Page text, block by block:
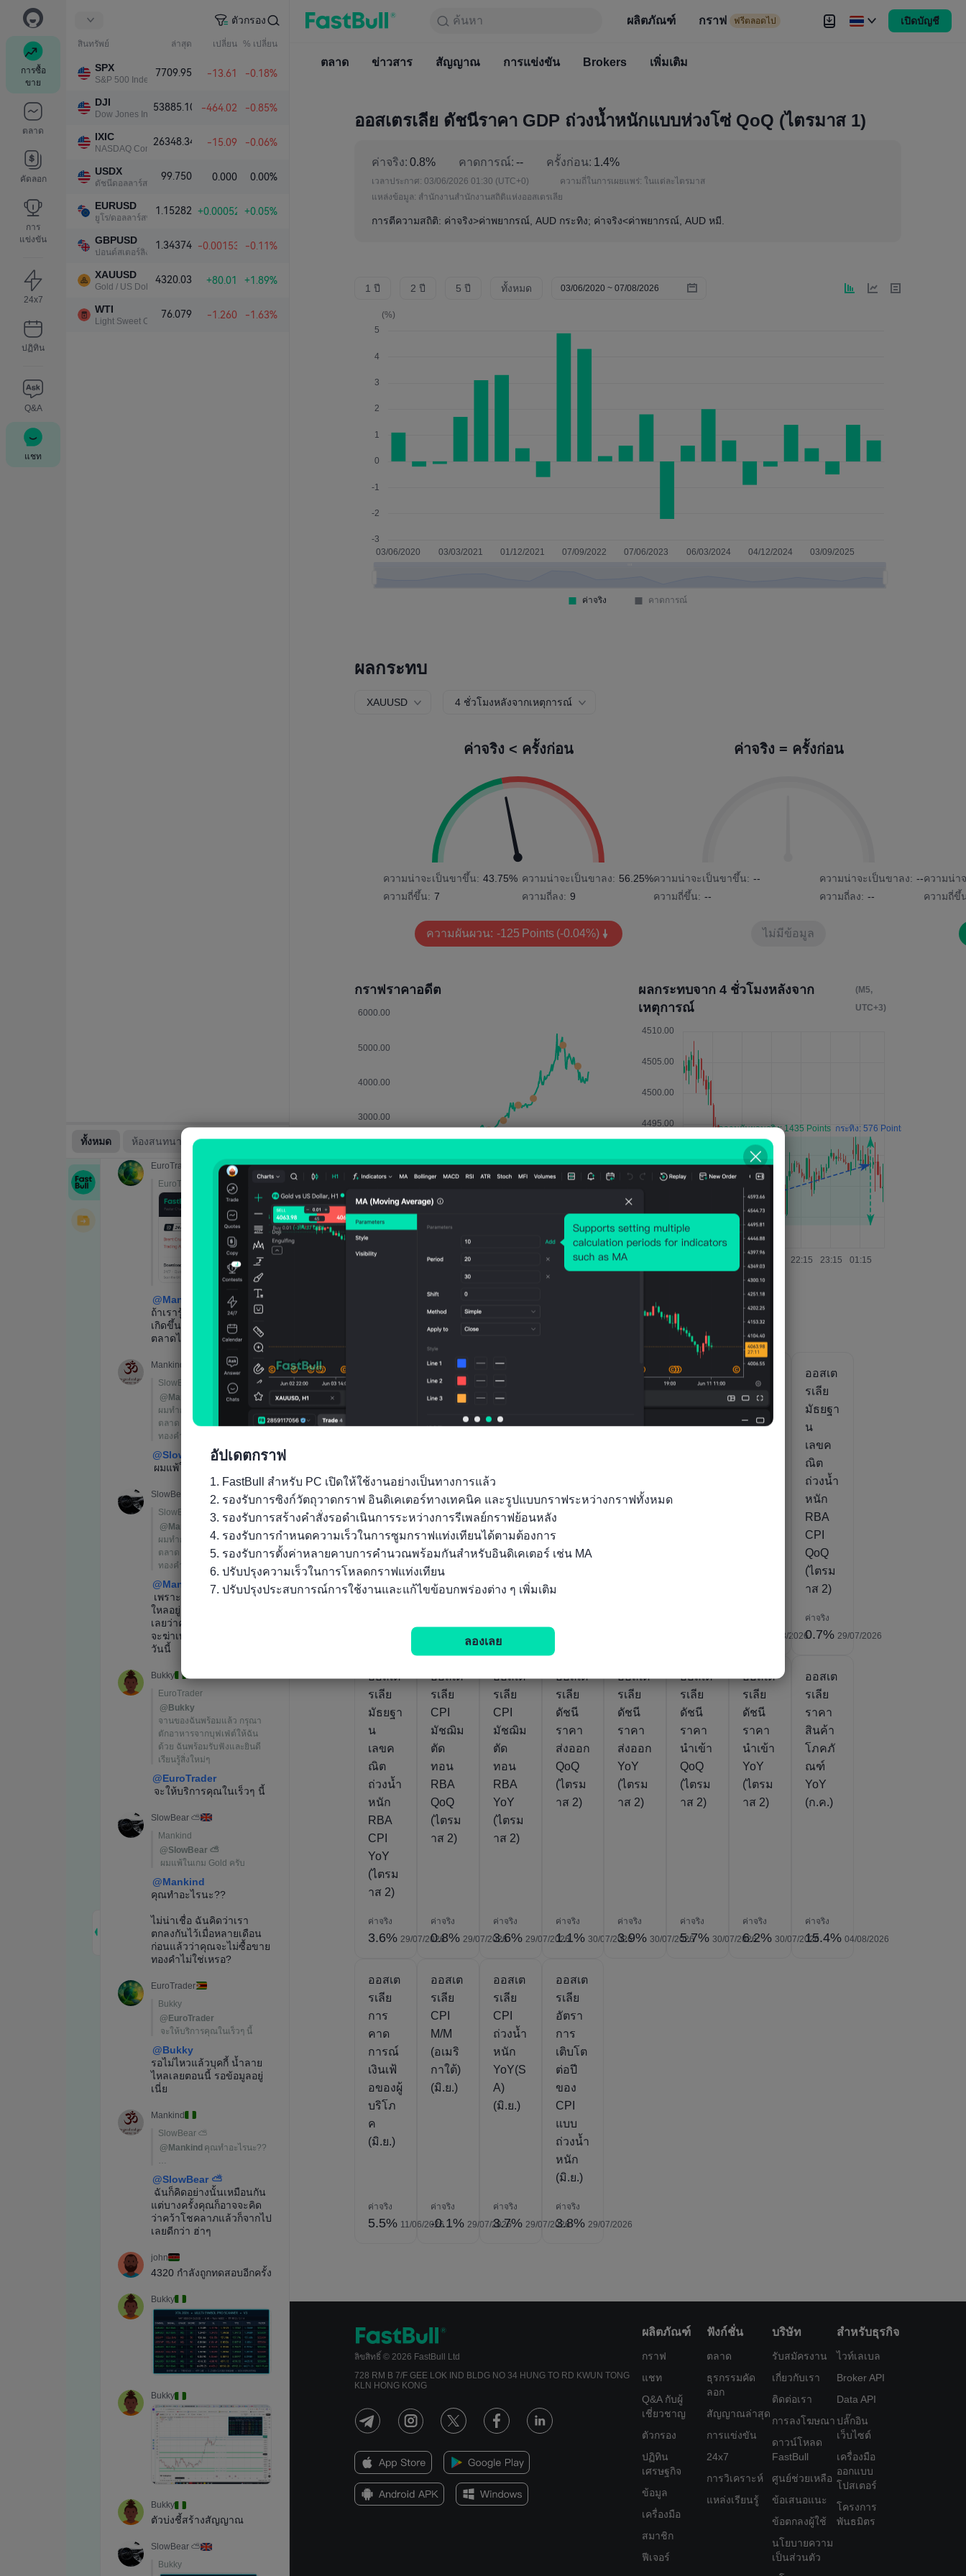
การซื้อ
ขาย
ตลาด
คัดลอก
การ
แข่งขัน
24x7
ปฏิทิน
Q&A
แชท
ตัวกรอง
สินทรัพย์ ล่าสุด เปลี่ยน % เปลี่ยน
SPX
S&P 500 Index
7709.95 -13.61 -0.18%
DJI
Dow Jones Industrial Average
53885.10 -464.02 -0.85%
IXIC
NASDAQ Composite Index
26348.34 -15.09 -0.06%
USDX
ดัชนีดอลลาร์สหรัฐ
99.750 0.000 0.00%
EURUSD
ยูโร/ดอลลาร์สหรัฐ
1.15282 +0.00052 +0.05%
GBPUSD
ปอนด์สเตอร์ลิง/ดอลลาร์สหรัฐ
1.34374 -0.00153 -0.11%
XAUUSD
Gold / US Dollar
4320.03 +80.01 +1.89%
WTI
Light Sweet Crude Oil
76.079 -1.260 -1.63%
ค้นหา ผลิตภัณฑ์ กราฟ ฟรีตลอดไป
ตลาด ข่าวสาร สัญญาณ การแข่งขัน
เปิดบัญชี
ค้นหา
ฟรีตลอดไป
ตลาด ข่าวสาร สัญญาณ การแข่งขัน Brokers เพิ่มเติม
ออสเตรเลีย ดัชนีราคา GDP ถ่วงน้ำหนักแบบห่วงโซ่ QoQ (ไตรมาส 1)
ค่าจริง: 0.8% คาดการณ์: -- ครั้งก่อน: 1.4%
เวลาประกาศ: 03/06/2026 01:30 (UTC+0) ความถี่ในการเผยแพร่: ในแต่ละไตรมาส
แหล่งข้อมูล: สำนักงานสำนักงานสถิติแห่งออสเตรเลีย
การตีความสถิติ: ค่าจริง>ค่าพยากรณ์, AUD กระทิง; ค่าจริง<ค่าพยากรณ์, AUD หมี.
1 ปี 2 ปี 5 ปี ทั้งหมด
ผลกระทบ
XAUUSD 4 ชั่วโมงหลังจากเหตุการณ์
ค่าจริง < ครั้งก่อน
ความน่าจะเป็นขาขึ้น: 43.75%
ความถี่ขึ้น: 7
ความน่าจะเป็นขาลง: 56.25%
ความถี่ลง: 9
ความผันผวน: -125 Points (-0.04%)
ค่าจริง = ครั้งก่อน
ความน่าจะเป็นขาขึ้น: --
ความถี่ขึ้น: --
ความน่าจะเป็นขาลง: --
ความถี่ลง: --
ไม่มีข้อมูล
ความน่า
ความถี่ขึ้
กราฟราคาอดีต
ผลกระทบจาก 4 ชั่วโมงหลังจาก
เหตุการณ์
(M5,
UTC+3)
ตัวชี้วัดที่เกี่ยวข้อง
ดัชนี
ค
(ไตรม
าส 2)
ออสเต
QoQ
29/07/2026
YoY
4%
ดัชนี
(ไตรม
าส 2)
ออสเต
YoY
ออสเต
ดัชนี
เงินเฟ้
ดัชนี
เงินเฟ้
03/08/2026
ออสเต
รเลีย
มัธยฐา
น
เลขค
ณิต
ถ่วงน้ำ
หนัก
RBA
CPI
QoQ
(ไตรม
าส 2)
ค่าจริง
0.7% 29/07/2026
ออสเต
รเลีย
มัธยฐา
น
เลขค
ณิต
ถ่วงน้ำ
หนัก
RBA
CPI
YoY
(ไตรม
าส 2)
ค่าจริง
3.6% 29/07/2026
ออสเต
รเลีย
CPI
มัชฌิม
ตัด
ทอน
RBA
QoQ
(ไตรม
าส 2)
ค่าจริง
0.8% 29/07/2026
ออสเต
รเลีย
CPI
มัชฌิม
ตัด
ทอน
RBA
YoY
(ไตรม
าส 2)
ค่าจริง
3.6% 29/07/2026
ออสเต
รเลีย
ดัชนี
ราคา
ส่งออก
QoQ
(ไตรม
าส 2)
ค่าจริง
1.1% 30/07/2026
ออสเต
รเลีย
ดัชนี
ราคา
ส่งออก
YoY
(ไตรม
าส 2)
ค่าจริง
3.9% 30/07/2026
ออสเต
รเลีย
ดัชนี
ราคา
นำเข้า
QoQ
(ไตรม
าส 2)
ค่าจริง
5.7% 30/07/2026
ออสเต
รเลีย
ดัชนี
ราคา
นำเข้า
YoY
(ไตรม
าส 2)
ค่าจริง
6.2% 30/07/2026
ออสเต
รเลีย
ราคา
สินค้า
โภคภั
ณฑ์
YoY
(ก.ค.)
ค่าจริง
15.4% 04/08/2026
ออสเต
รเลีย
การ
คาด
การณ์
เงินเฟ้
อของผู้
บริโภ
ค
(มิ.ย.)
ค่าจริง
5.5% 11/06/2026
ออสเต
รเลีย
CPI
M/M
(อเมริ
กาใต้)
(มิ.ย.)
ค่าจริง
-0.1% 29/07/2026
ออสเต
รเลีย
CPI
ถ่วงน้ำ
หนัก
YoY(S
A)
(มิ.ย.)
ค่าจริง
3.7% 29/07/2026
ออสเต
รเลีย
อัตรา
การ
เติบโต
ต่อปี
ของ
CPI
แบบ
ถ่วงน้ำ
หนัก
(มิ.ย.)
ค่าจริง
3.8% 29/07/2026
ลิขสิทธิ์ © 2026 FastBull Ltd
728 RM B 7/F GEE LOK IND BLDG NO 34 HUNG TO RD KWUN TONG
KLN HONG KONG
ผลิตภัณฑ์
กราฟ
แชท
Q&A กับผู้
เชี่ยวชาญ
ตัวกรอง
ปฏิทิน
เศรษฐกิจ
ข้อมูล
เครื่องมือ
สมาชิก
ฟีเจอร์
ฟังก์ชั่น
ตลาด
ธุรกรรมคัด
ลอก
สัญญาณล่าสุด
การแข่งขัน
24x7
การวิเคราะห์
แหล่งเรียนรู้
บริษัท
รับสมัครงาน
เกี่ยวกับเรา
ติดต่อเรา
การลงโฆษณา
ดาวน์โหลด
FastBull
ศูนย์ช่วยเหลือ
ข้อเสนอแนะ
ข้อตกลงผู้ใช้
นโยบายความ
เป็นส่วนตัว
สำหรับธุรกิจ
ไวท์เลเบล
Broker API
Data API
ปลั๊กอิน
เว็บไซต์
เครื่องมือ
ออกแบบ
โปสเตอร์
โครงการ
พันธมิตร
อัปเดตกราฟ
1. FastBull สำหรับ PC เปิดให้ใช้งานอย่างเป็นทางการแล้ว
2. รองรับการซิงก์วัตถุวาดกราฟ อินดิเคเตอร์ทางเทคนิค และรูปแบบกราฟระหว่างกราฟทั้งหมด
3. รองรับการสร้างคำสั่งรอดำเนินการระหว่างการรีเพลย์กราฟย้อนหลัง
4. รองรับการกำหนดความเร็วในการซูมกราฟแท่งเทียนได้ตามต้องการ
5. รองรับการตั้งค่าหลายคาบการคำนวณพร้อมกันสำหรับอินดิเคเตอร์ เช่น MA
6. ปรับปรุงความเร็วในการโหลดกราฟแท่งเทียน
7. ปรับปรุงประสบการณ์การใช้งานและแก้ไขข้อบกพร่องต่าง ๆ เพิ่มเติม
ลองเลย